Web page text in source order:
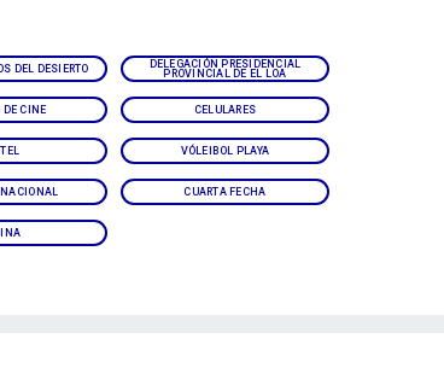
DEL DESIERTO
DELEGACIÓN PRESIDENCIAL
PROVINCIAL DE EL LOA
DE CINE CELULARES
VÓLEIBOL PLAYA
CUARTA FECHA